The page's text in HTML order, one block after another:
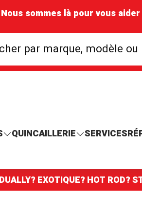
Nous sommes là pour vous aider
par marque, modèle
QUINCAILLERIE SERVICES
EXOTIQUE? HOT ROD?